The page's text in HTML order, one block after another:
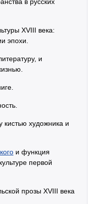
XVIII века:
эпохи.
и
кистью художника и
и функция
первой
прозы XVIII века